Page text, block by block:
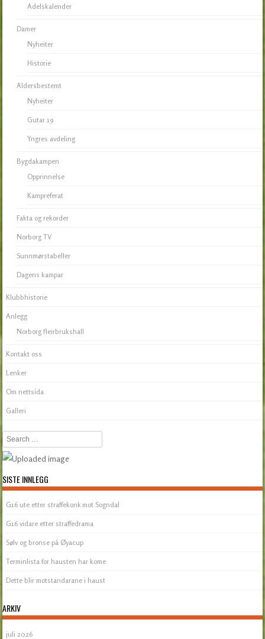
Adelskalender
Damer
Nyheiter
Historie
Aldersbestemt
Nyheiter
Gutar 19
Yngres avdeling
Bygdakampen
Opprinnelse
Kampreferat
Fakta og rekorder
Norborg TV
Sunnmørstabeller
Dagens kampar
Klubbhistorie
Anlegg
Norborg fleirbrukshall
Kontakt oss
Lenker
Om nettsida
Galleri
Search
SISTE INNLEGG
G16 ute etter straffekonk mot Sogndal
G16 vidare etter straffedrama
Sølv og bronse på Øyacup
Terminlista for hausten har kome
Dette blir motstandarane i haust
ARKIV
juli 2026